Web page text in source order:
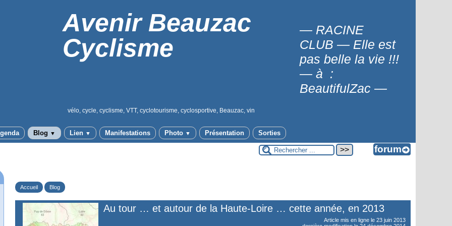
Avenir Beauzac
Cyclisme
— RACINE
CLUB — Elle est
pas belle la vie !!!
— à :
BeautifulZac —
vélo, cycle, cyclisme, VTT, cyclotourisme, cyclosportive, Beauzac, vin
Blog ▼ Lien ▼ Manifestations Photo ▼ Présentation Sorties
Accueil Blog
Au tour … et autour de la Haute-Loire … cette année, en 2013
Article mis en ligne le 23 juin 2013